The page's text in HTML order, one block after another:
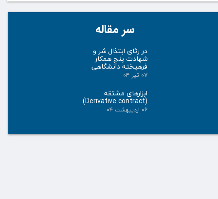
سر مقاله
در رثای ابتذال شر و
شهادت پنج همکار
فرهیخته دانشگاهی
۰۷ تیر ۰۴
ابزارهای مشتقه
(Derivative contract)
۰۶ اردیبهشت ۰۴